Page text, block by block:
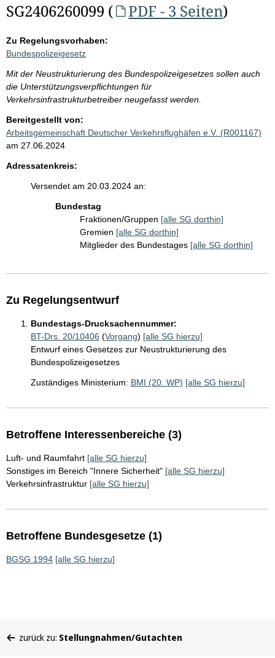
SG2406260099 (
PDF - 3 Seiten)
Zu Regelungsvorhaben:
Bundespolizeigesetz
Mit der Neustrukturierung des Bundespolizeigesetzes sollen auch
die Unterstützungsverpflichtungen für
Verkehrsinfrastrukturbetreiber neugefasst werden.
Bereitgestellt von:
Arbeitsgemeinschaft Deutscher Verkehrsflughäfen e.V. (R001167)
am 27.06.2024
Adressatenkreis:
Versendet am 20.03.2024 an:
Bundestag
Fraktionen/Gruppen [alle SG dorthin]
Gremien [alle SG dorthin]
Mitglieder des Bundestages [alle SG dorthin]
Zu Regelungsentwurf
Bundestags-Drucksachennummer:
BT-Drs. 20/10406 (Vorgang) [alle SG hierzu]
Entwurf eines Gesetzes zur Neustrukturierung des
Bundespolizeigesetzes
Zuständiges Ministerium: BMI (20. WP) [alle SG hierzu]
Betroffene Interessenbereiche (3)
Luft- und Raumfahrt [alle SG hierzu]
Sonstiges im Bereich "Innere Sicherheit" [alle SG hierzu]
Verkehrsinfrastruktur [alle SG hierzu]
Betroffene Bundesgesetze (1)
BGSG 1994 [alle SG hierzu]
befinden
zurück zu: Stellungnahmen/Gutachten